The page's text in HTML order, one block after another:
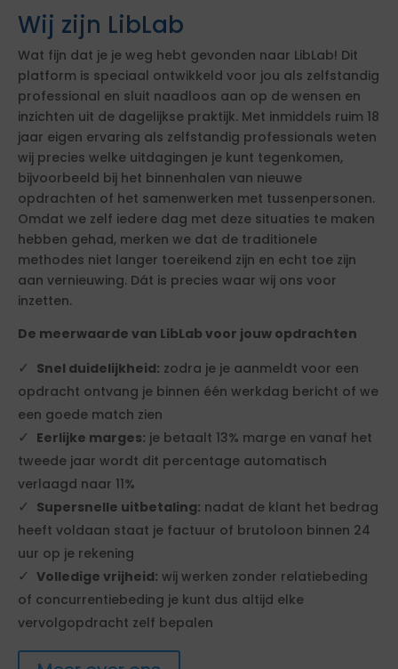
Wij zijn LibLab
Wat fijn dat je je weg hebt gevonden naar LibLab! Dit
platform is speciaal ontwikkeld voor jou als zelfstandig
professional en sluit naadloos aan op de wensen en
inzichten uit de dagelijkse praktijk. Met inmiddels ruim 18
jaar eigen ervaring als zelfstandig professionals weten
wij precies welke uitdagingen je kunt tegenkomen,
bijvoorbeeld bij het binnenhalen van nieuwe
opdrachten of het samenwerken met tussenpersonen.
Omdat we zelf iedere dag met deze situaties te maken
hebben gehad, merken we dat de traditionele
methodes niet langer toereikend zijn en echt toe zijn
aan vernieuwing. Dát is precies waar wij ons voor
inzetten.
De meerwaarde van LibLab voor jouw opdrachten
Snel duidelijkheid: zodra je je aanmeldt voor een
opdracht ontvang je binnen één werkdag bericht of we
een goede match zien
Eerlijke marges: je betaalt 13% marge en vanaf het
tweede jaar wordt dit percentage automatisch
verlaagd naar 11%
Supersnelle uitbetaling: nadat de klant het bedrag
heeft voldaan staat je factuur of brutoloon binnen 24
uur op je rekening
Volledige vrijheid: wij werken zonder relatiebeding
of concurrentiebeding je kunt dus altijd elke
vervolgopdracht zelf bepalen